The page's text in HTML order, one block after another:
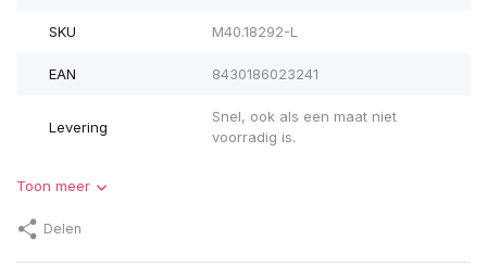
SKU M40.18292-L
EAN 8430186023241
Levering
Snel, ook als een maat niet
voorradig is.
Toon meer
Delen